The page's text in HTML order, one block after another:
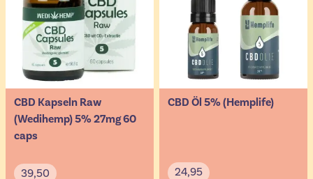
CBD Kapseln Raw
(Wedihemp) 5% 27mg 60
caps
39,50
CBD Öl 5% (Hemplife)
24,95